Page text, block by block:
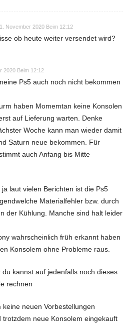
November 2020 Beim 12:12
ob heute weiter versendet wird?
2020 Beim 12:12
Ps5 auch noch nicht bekommen
haben Momemtan keine Konsolen
auf Lieferung warten. Denke
Woche kann man wieder damit
Saturn neue bekommen. Für
auch Anfang bis Mitte
laut vielen Berichten ist die Ps5
Materialfehler bzw. durch
der Kühlung. Manche sind halt leider
wahrscheinlich früh erkannt haben
Konsolem ohne Probleme raus.
du kannst auf jedenfalls noch dieses
rechnen
keine neuen Vorbestellungen
trotzdem neue Konsolem eingekauft